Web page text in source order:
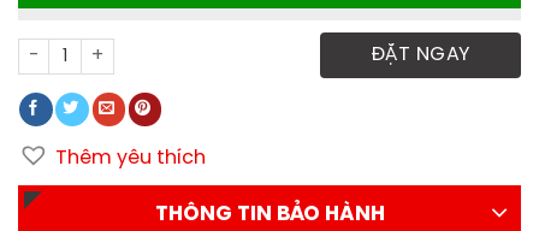
Xe tải Isuzu 1T9 thùng kín Composite số lượng
ĐẶT NGAY
Thêm yêu thích
THÔNG TIN BẢO HÀNH